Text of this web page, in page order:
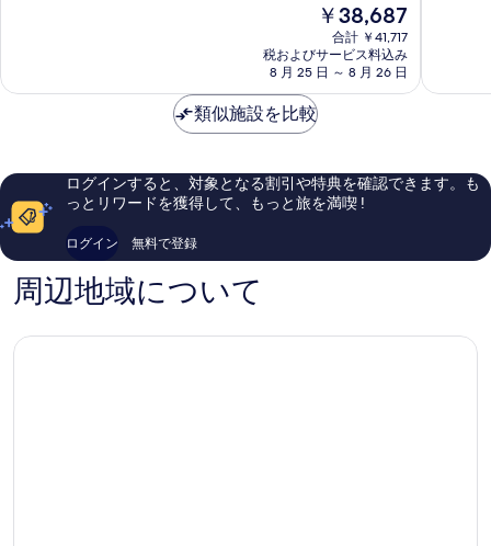
晴
口
ミ
344
件
の
コ
ミ
現
の
料
金
は
￥38,687
￥38,687
合計 ￥41,717
税およびサービス料込み
8 月 25 日 ～ 8 月 26 日
晴
口
コ
コ
類似施設を比較
ログインすると、対象となる割引や特典を確認できます。も
っとリワードを獲得して、もっと旅を満喫 !
ログイン 無料で登録
周辺地域について